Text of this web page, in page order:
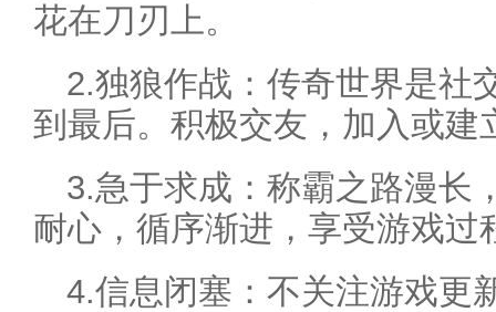
花在刀刃上。
2.独狼作战：传奇世界是社
到最后。积极交友，加入或建
3.急于求成：称霸之路漫长
耐心，循序渐进，享受游戏过
4.信息闭塞：不关注游戏更